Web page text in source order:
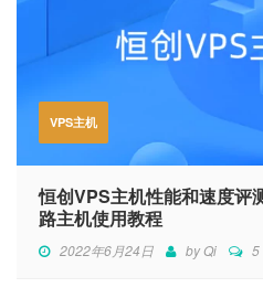
VPS主机
恒创VPS主机性能和速度评
路主机使用教程
2022年6月24日 byQi 5